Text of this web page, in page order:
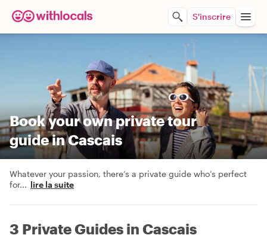
S'inscrire
Book your own private tour
guide in Cascais
Whatever your passion, there’s a private guide who’s perfect
for... lire la suite
3 Private Guides in Cascais